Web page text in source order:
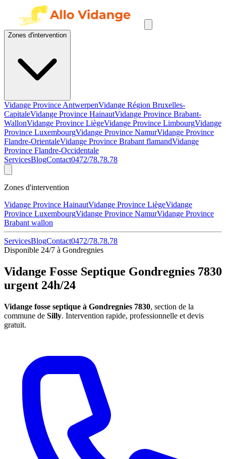
Zones d'intervention
Vidange Province AntwerpenVidange Région Bruxelles-
CapitaleVidange Province HainautVidange Province Brabant-
WallonVidange Province LiègeVidange Province LimbourgVidange
Province LuxembourgVidange Province NamurVidange Province
Flandre-OrientaleVidange Province Brabant flamandVidange
Province Flandre-Occidentale
ServicesBlogContact0472/78.78.78
Zones d'intervention
Vidange Province HainautVidange Province LiègeVidange
Province LuxembourgVidange Province NamurVidange Province
Brabant wallon
ServicesBlogContact0472/78.78.78
Disponible 24/7 à Gondregnies
Vidange Fosse Septique Gondregnies 7830
urgent 24h/24
Vidange fosse septique à Gondregnies 7830, section de la
commune de Silly. Intervention rapide, professionnelle et devis
gratuit.